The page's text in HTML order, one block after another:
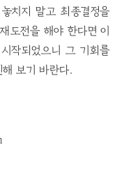
치지 말고 최종결정을
도전을 해야 한다면 이
작되었으니 그 기회를
보기 바란다.